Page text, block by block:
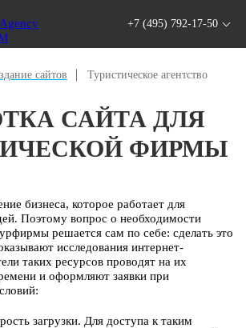
+7 (495) 792-17-50
сайтов Туристическое агентство
САЙТА ДЛЯ
ФИРМЫ
бизнеса, которое работает для
Поэтому вопрос о необходимости
решается сам по себе: сделать это
исследования интернет-
таких ресурсов проводят на их
и оформляют заявки при
загрузки. Для доступа к таким